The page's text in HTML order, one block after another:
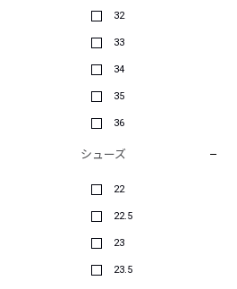
32
33
34
35
36
シューズ
22
22.5
23
23.5